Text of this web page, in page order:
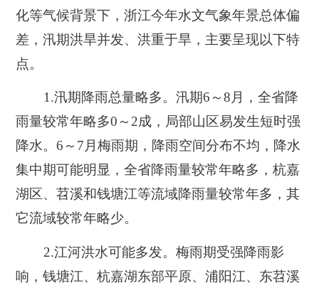
化等气候背景下，浙江今年水文气象年景总体偏
差，汛期洪旱并发、洪重于旱，主要呈现以下特
点。
1.汛期降雨总量略多。 汛期6～8月，全省降
雨量较常年略多0～2成，局部山区易发生短时强
降水。6～7月梅雨期，降雨空间分布不均，降水
集中期可能明显，全省降雨量较常年略多，杭嘉
湖区、苕溪和钱塘江等流域降雨量较常年多，其
它流域较常年略少。
2.江河洪水可能多发。 梅雨期受强降雨影
响，钱塘江、杭嘉湖东部平原、浦阳江、东苕溪